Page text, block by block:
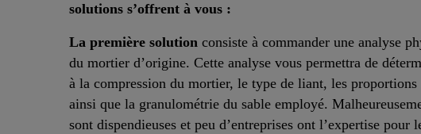
solutions s’offrent à vous :
La première solution consiste à commander une analyse
du mortier d’origine. Cette analyse vous permettra de
à la compression du mortier, le type de liant, les
ainsi que la granulométrie du sable employé.
sont dispendieuses et peu d’entreprises ont l’expertise pour